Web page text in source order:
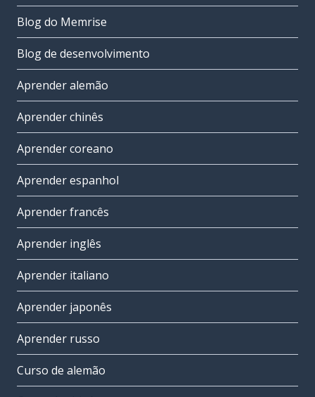
Blog do Memrise
Blog de desenvolvimento
Aprender alemão
Aprender chinês
Aprender coreano
Aprender espanhol
Aprender francês
Aprender inglês
Aprender italiano
Aprender japonês
Aprender russo
Curso de alemão